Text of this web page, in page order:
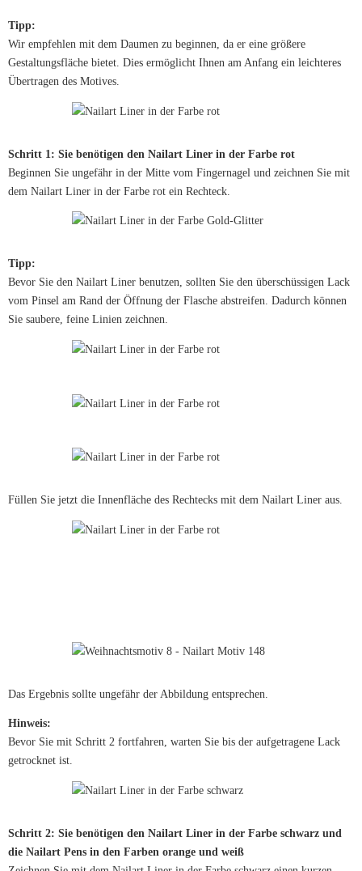
Tipp:
Wir empfehlen mit dem Daumen zu beginnen, da er eine größere
Gestaltungsfläche bietet. Dies ermöglicht Ihnen am Anfang ein leichteres
Übertragen des Motives.
Schritt 1: Sie benötigen den Nailart Liner in der Farbe rot
Beginnen Sie ungefähr in der Mitte vom Fingernagel und zeichnen Sie mit
dem Nailart Liner in der Farbe rot ein Rechteck.
Tipp:
Bevor Sie den Nailart Liner benutzen, sollten Sie den überschüssigen Lack
vom Pinsel am Rand der Öffnung der Flasche abstreifen. Dadurch können
Sie saubere, feine Linien zeichnen.
Füllen Sie jetzt die Innenfläche des Rechtecks mit dem Nailart Liner aus.
Das Ergebnis sollte ungefähr der Abbildung entsprechen.
Hinweis:
Bevor Sie mit Schritt 2 fortfahren, warten Sie bis der aufgetragene Lack
getrocknet ist.
Schritt 2: Sie benötigen den Nailart Liner in der Farbe schwarz und
die Nailart Pens in den Farben orange und weiß